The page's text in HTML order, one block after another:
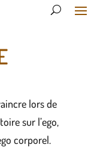
lors de
sur l’ego,
corporel.